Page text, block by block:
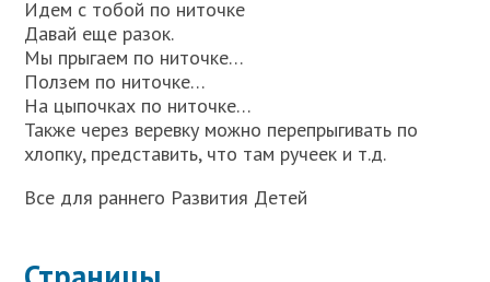
Идем с тобой по ниточке
Давай еще разок.
Мы прыгаем по ниточке…
Ползем по ниточке…
На цыпочках по ниточке…
Также через веревку можно перепрыгивать по
хлопку, представить, что там ручеек и т.д.
Все для раннего Развития Детей